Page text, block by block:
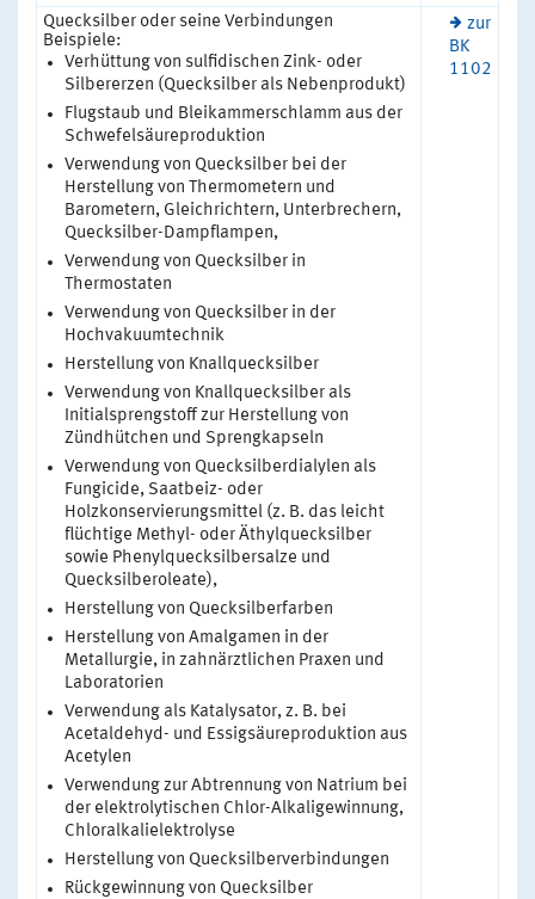
Quecksilber oder seine Verbindungen
Beispiele:
Verhüttung von sulfidischen Zink- oder
Silbererzen (Quecksilber als Nebenprodukt)
Flugstaub und Bleikammerschlamm aus der
Schwefelsäureproduktion
Verwendung von Quecksilber bei der
Herstellung von Thermometern und
Barometern, Gleichrichtern, Unterbrechern,
Quecksilber-Dampflampen,
Verwendung von Quecksilber in
Thermostaten
Verwendung von Quecksilber in der
Hochvakuumtechnik
Herstellung von Knallquecksilber
Verwendung von Knallquecksilber als
Initialsprengstoff zur Herstellung von
Zündhütchen und Sprengkapseln
Verwendung von Quecksilberdialylen als
Fungicide, Saatbeiz- oder
Holzkonservierungsmittel (z. B. das leicht
flüchtige Methyl- oder Äthylquecksilber
sowie Phenylquecksilbersalze und
Quecksilberoleate),
Herstellung von Quecksilberfarben
Herstellung von Amalgamen in der
Metallurgie, in zahnärztlichen Praxen und
Laboratorien
Verwendung als Katalysator, z. B. bei
Acetaldehyd- und Essigsäureproduktion aus
Acetylen
Verwendung zur Abtrennung von Natrium bei
der elektrolytischen Chlor-Alkaligewinnung,
Chloralkalielektrolyse
Herstellung von Quecksilberverbindungen
Rückgewinnung von Quecksilber
zur
BK
1102